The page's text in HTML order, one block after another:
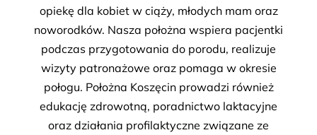
opiekę dla kobiet w ciąży, młodych mam oraz
noworodków. Nasza położna wspiera pacjentki
podczas przygotowania do porodu, realizuje
wizyty patronażowe oraz pomaga w okresie
połogu. Położna Koszęcin prowadzi również
edukację zdrowotną, poradnictwo laktacyjne
oraz działania profilaktyczne związane ze